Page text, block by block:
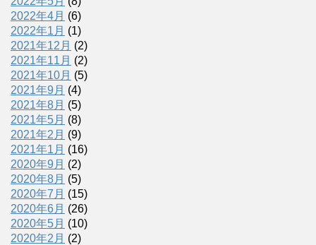
2022年4月 (6)
2022年1月 (1)
2021年12月 (2)
2021年11月 (2)
2021年10月 (5)
2021年9月 (4)
2021年8月 (5)
2021年5月 (8)
2021年2月 (9)
2021年1月 (16)
2020年9月 (2)
2020年8月 (5)
2020年7月 (15)
2020年6月 (26)
2020年5月 (10)
2020年2月 (2)